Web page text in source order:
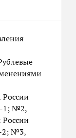
1; №2,
2; №3,